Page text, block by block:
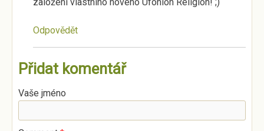
Odpovědět
Přidat komentář
Vaše jméno